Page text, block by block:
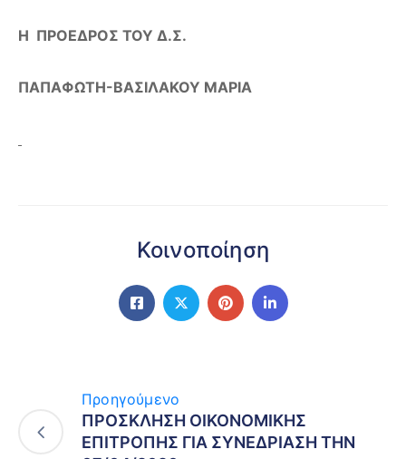
Η ΠΡΟΕΔΡΟΣ ΤΟΥ Δ.Σ.
ΠΑΠΑΦΩΤΗ-ΒΑΣΙΛΑΚΟΥ ΜΑΡΙΑ
Κοινοποίηση
Προηγούμενο
ΠΡΟΣΚΛΗΣΗ ΟΙΚΟΝΟΜΙΚΗΣ
ΕΠΙΤΡΟΠΗΣ ΓΙΑ ΣΥΝΕΔΡΙΑΣΗ ΤΗΝ